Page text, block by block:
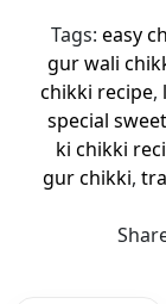
Tags: easy
gur wali
chikki recipe,
special sweet
ki chikki
gur chikki,